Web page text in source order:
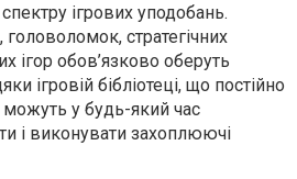
ігрових уподобань.
стратегічних
ігор обов’язково оберуть
ігровій бібліотеці, що постійно
у будь-який час
і виконувати захоплюючі